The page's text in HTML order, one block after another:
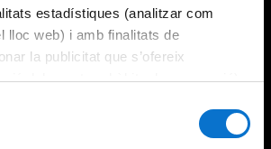
estadístiques (analitzar com
lloc web) i amb finalitats de
la publicitat que s’ofereix
dels vostres hàbits de navegació).
de galetes del lloc web de la